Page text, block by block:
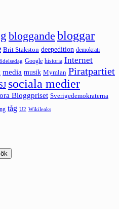
bloggande bloggar
Brit Stakston deepedition demokrati
Google historia Internet
media musik Mymlan Piratpartiet
sociala medier
Bloggpriset Sverigedemokraterna
tåg U2 Wikileaks